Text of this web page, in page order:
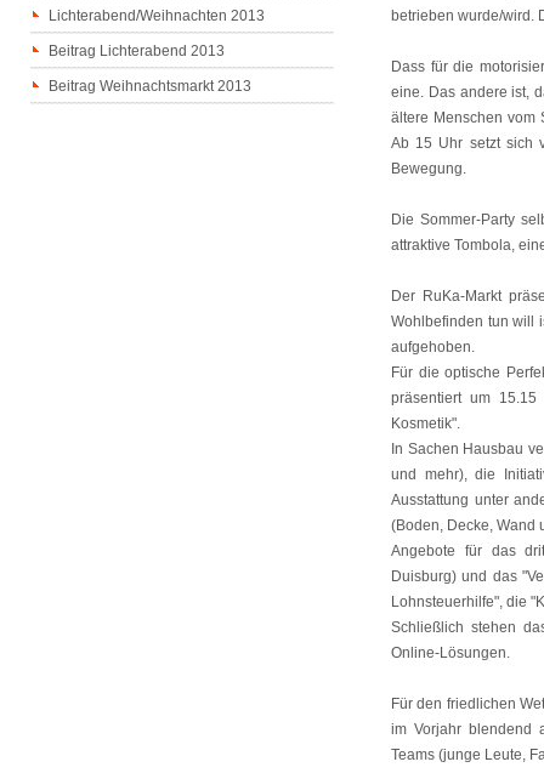
betrieben wurde/wird.
Dass für die
eine. Das andere ist,
ältere Menschen vom
Ab 15 Uhr setzt sich
Bewegung.
Die Sommer-Party
attraktive Tombola,
Der RuKa-Markt
Wohlbefinden tun will
aufgehoben.
Für die optische
präsentiert um
Kosmetik".
In Sachen Hausbau
und mehr), die
Ausstattung unter
(Boden, Decke, Wand
Angebote für das
Duisburg) und das
Lohnsteuerhilfe", die
Schließlich stehen
Online-Lösungen.
Für den friedlichen
im Vorjahr blendend
Teams (junge Leute,
Lichterabend/Weihnachten 2013
Beitrag Lichterabend 2013
Beitrag Weihnachtsmarkt 2013